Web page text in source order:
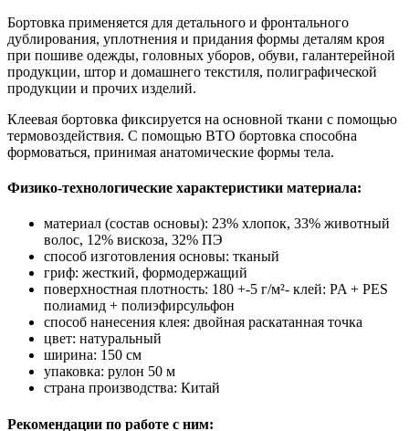
Бортовка применяется для детального и фронтального
дублирования, уплотнения и придания формы деталям кроя
при пошиве одежды, головных уборов, обуви, галантерейной
продукции, штор и домашнего текстиля, полиграфической
продукции и прочих изделий.
Клеевая бортовка фиксируется на основной ткани с помощью
термовоздействия. С помощью ВТО бортовка способна
формоваться, принимая анатомические формы тела.
Физико-технологические характеристики материала:
материал (состав основы): 23% хлопок, 33% животный
волос, 12% вискоза, 32% ПЭ
способ изготовления основы: тканый
гриф: жесткий, формодержащий
поверхностная плотность: 180 +-5 г/м²- клей: PA + PES
полиамид + полиэфирсульфон
способ нанесения клея: двойная раскатанная точка
цвет: натуральный
ширина: 150 см
упаковка: рулон 50 м
страна производства: Китай
Рекомендации по работе с ним: